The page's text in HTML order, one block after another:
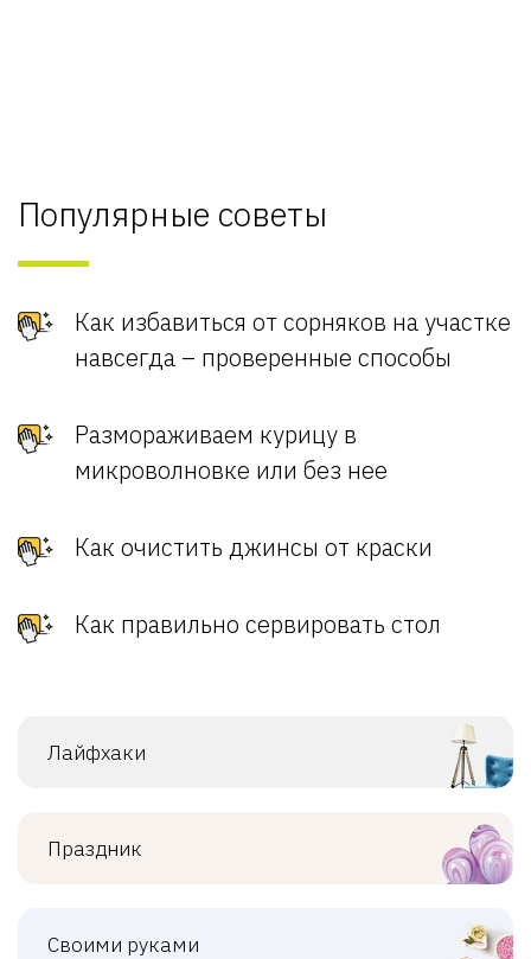
Популярные советы
Как избавиться от сорняков на участке
навсегда – проверенные способы
Размораживаем курицу в
микроволновке или без нее
Как очистить джинсы от краски
Как правильно сервировать стол
Лайфхаки
Праздник
Своими руками